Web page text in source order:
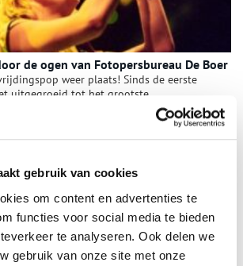
gebruik van cookies
om content en advertenties te
functies voor social media te bieden
te analyseren. Ook delen we
gebruik van onze site met onze
de ogen van Fotopersbureau De Boer
weer plaats! Sinds de eerste
uitgegroeid tot het grootste
Nederland. En in navolging van Haarlem
in nog dertien andere plekken
georganiseerd.